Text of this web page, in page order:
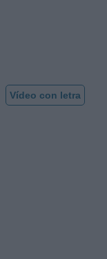
Vídeo con letra